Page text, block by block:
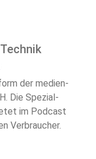
der medien-
Die Spezial-
im Podcast
Verbraucher.